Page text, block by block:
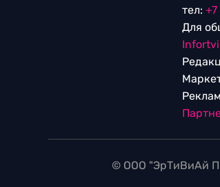
тел:
Для
© ООО "ЭрТиВиАй